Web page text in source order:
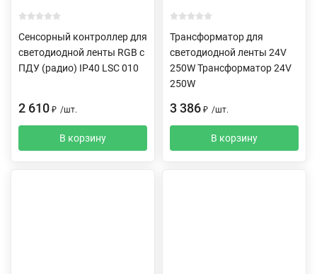
Сенсорный контроллер для
светодиодной ленты RGB с
ПДУ (радио) IP40 LSC 010
2 610 ₽ /шт.
В корзину
Трансформатор для
светодиодной ленты 24V
250W Трансформатор 24V
250W
3 386 ₽ /шт.
В корзину